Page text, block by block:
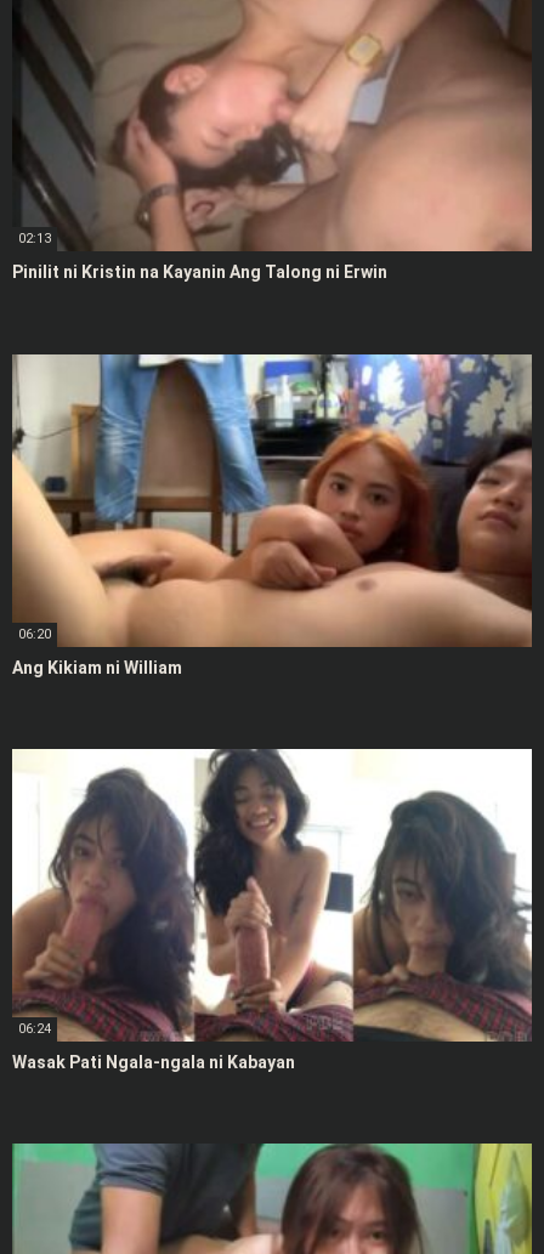
02:13
Pinilit ni Kristin na Kayanin Ang Talong ni Erwin
06:20
Ang Kikiam ni William
06:24
Wasak Pati Ngala-ngala ni Kabayan